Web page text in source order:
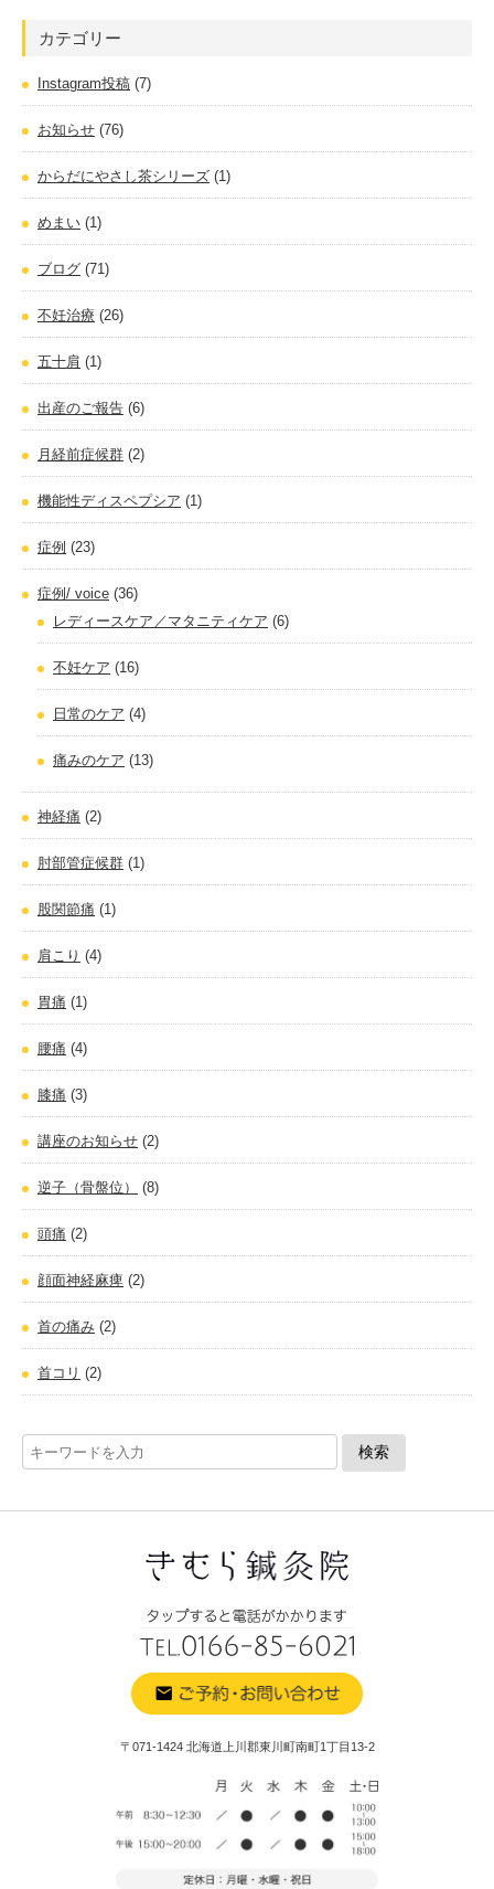
カテゴリー
Instagram投稿 (7)
お知らせ (76)
からだにやさし茶シリーズ (1)
めまい (1)
ブログ (71)
不妊治療 (26)
五十肩 (1)
出産のご報告 (6)
月経前症候群 (2)
機能性ディスペプシア (1)
症例 (23)
症例/ voice (36)
レディースケア／マタニティケア (6)
不妊ケア (16)
日常のケア (4)
痛みのケア (13)
神経痛 (2)
肘部管症候群 (1)
股関節痛 (1)
肩こり (4)
胃痛 (1)
腰痛 (4)
膝痛 (3)
講座のお知らせ (2)
逆子（骨盤位） (8)
頭痛 (2)
顔面神経麻痺 (2)
首の痛み (2)
首コリ (2)
〒071-1424 北海道上川郡東川町南町1丁目13-2